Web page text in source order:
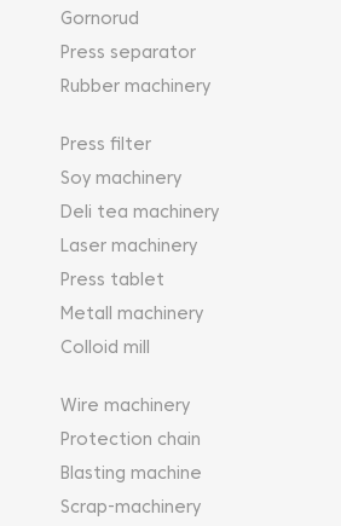
Gornorud
Press separator
Rubber machinery
Press filter
Soy machinery
Deli tea machinery
Laser machinery
Press tablet
Metall machinery
Colloid mill
Wire machinery
Protection chain
Blasting machine
Scrap-machinery